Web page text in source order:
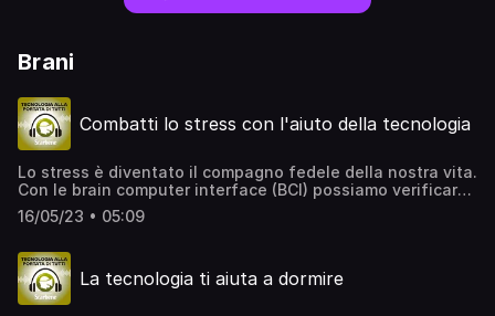
Brani
Combatti lo stress con l'aiuto della tecnologia
Lo stress è diventato il compagno fedele della nostra vita.
Con le brain computer interface (BCI) possiamo verificare
il nostro livello di stress e per combatterlo.
www.starbene.it
16/05/23 • 05:09
La tecnologia ti aiuta a dormire